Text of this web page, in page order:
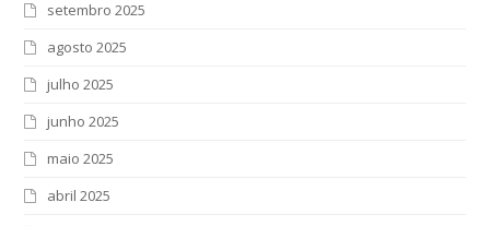
setembro 2025
agosto 2025
julho 2025
junho 2025
maio 2025
abril 2025